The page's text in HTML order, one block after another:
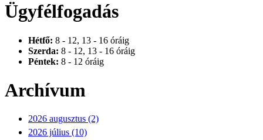
Ügyfélfogadás
Hétfő: 8 - 12, 13 - 16 óráig
Szerda: 8 - 12, 13 - 16 óráig
Péntek: 8 - 12 óráig
Archívum
2026 augusztus (2)
2026 július (10)